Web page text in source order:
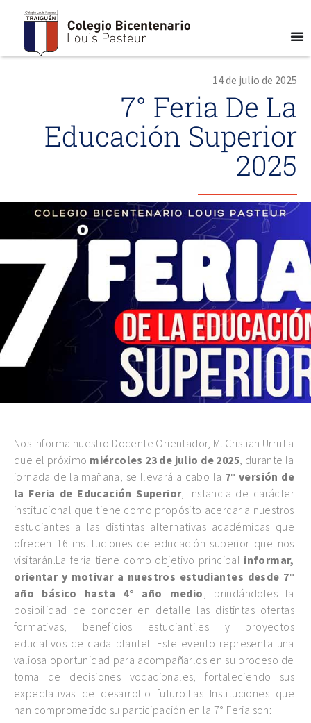
14 de julio de 2025
7° Feria De La
Educación Superior
2025
Nos informa nuestro Docente Orientador, M. Cristian Urrutia
que el próximo miércoles 23 de julio de 2025, durante la
jornada de la mañana, se llevará a cabo la 7° versión de
la Feria de Educación Superior, instancia de carácter
institucional que tiene como propósito acercar a nuestros
estudiantes a las distintas alternativas académicas que
ofrecen 16 instituciones de educación superior que nos
visitarán.La feria tiene como objetivo principal informar,
orientar y motivar a nuestros estudiantes desde 7°
año básico hasta 4° año medio, brindándoles la
posibilidad de conocer en detalle las distintas ofertas
formativas, beneficios estudiantiles y proyectos
educativos de cada plantel. Este evento representa una
valiosa oportunidad para acompañarlos en su proceso de
toma de decisiones vocacionales, fortaleciendo sus
expectativas de desarrollo futuro.Las Instituciones que
han comprometido su participación en la 7° Feria son: